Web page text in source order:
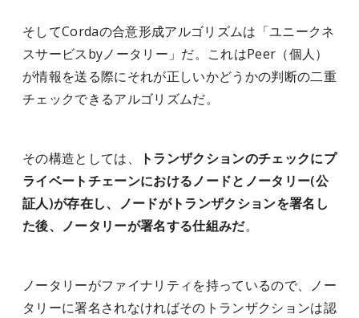
そしてCordaの合意形成アルゴリズムは「ユニークネ
スサービスbyノータリー」だ。これはPeer（個人）
が情報を送る際にそれが正しいかどうかの判断の二重
チェックできるアルゴリズムだ。
その構造としては、
トランザクションのチェックにプ
ライベートチェーンにおけるノードとノータリー(公
証人)が存在し、ノードがトランザクションを署名し
た後、ノータリーが署名する仕組みだ。
ノータリーがファイナリティを持っているので、ノー
タリーに署名されなければそのトランザクションは認